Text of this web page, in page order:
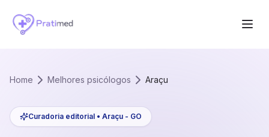
Home Melhores psicólogos Araçu
Curadoria editorial • Araçu - GO